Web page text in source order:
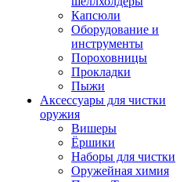
Капсюли
Оборудование и
инструменты
Пороховницы
Прокладки
Пыжи
Аксессуары для чистки
оружия
Вишеры
Ёршики
Наборы для чистки
Оружейная химия